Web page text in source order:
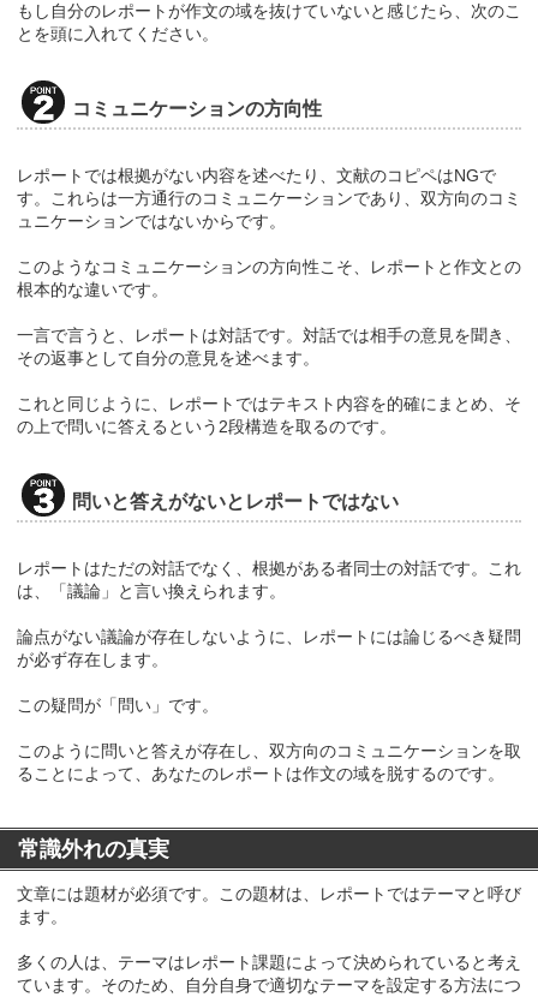
もし自分のレポートが作文の域を抜けていないと感じたら、次のこ
とを頭に入れてください。
コミュニケーションの方向性
レポートでは根拠がない内容を述べたり、文献のコピペはNGで
す。これらは一方通行のコミュニケーションであり、双方向のコミ
ュニケーションではないからです。
このようなコミュニケーションの方向性こそ、レポートと作文との
根本的な違いです。
一言で言うと、レポートは対話です。対話では相手の意見を聞き、
その返事として自分の意見を述べます。
これと同じように、レポートではテキスト内容を的確にまとめ、そ
の上で問いに答えるという2段構造を取るのです。
問いと答えがないとレポートではない
レポートはただの対話でなく、根拠がある者同士の対話です。これ
は、「議論」と言い換えられます。
論点がない議論が存在しないように、レポートには論じるべき疑問
が必ず存在します。
この疑問が「問い」です。
このように問いと答えが存在し、双方向のコミュニケーションを取
ることによって、あなたのレポートは作文の域を脱するのです。
常識外れの真実
文章には題材が必須です。この題材は、レポートではテーマと呼び
ます。
多くの人は、テーマはレポート課題によって決められていると考え
ています。そのため、自分自身で適切なテーマを設定する方法につ